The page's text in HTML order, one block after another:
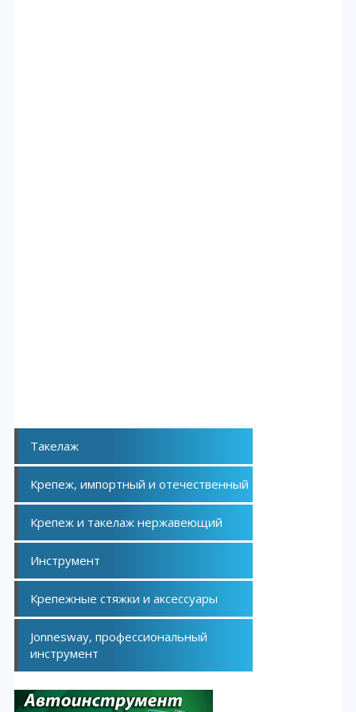
Такелаж
Крепеж, импортный и отечественный
Крепеж и такелаж нержавеющий
Инструмент
Крепежные стяжки и аксессуары
Jonnesway, профессиональный
инструмент